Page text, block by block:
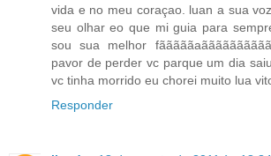
vida e no meu coraçao. luan a sua
seu olhar eo que mi guia para
sou sua melhor
pavor de perder vc parque um dia
vc tinha morrido eu chorei muito lua
Responder